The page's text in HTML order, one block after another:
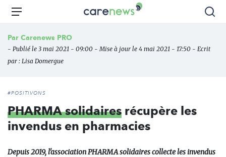
Aller
principal
Carenews,
des
Menu
Par Carenews PRO
- Publié le 3 mai 2021 - 09:00 - Mise à jour le 4 mai 2021 - 17:50 - Ecrit
par : Lisa Domergue
#POSITIVONS
PHARMA solidaires récupère les
invendus en pharmacies
Depuis 2019, l'association PHARMA solidaires collecte les invendus